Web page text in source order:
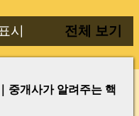
시 전체 보기
중개사가 알려주는 핵